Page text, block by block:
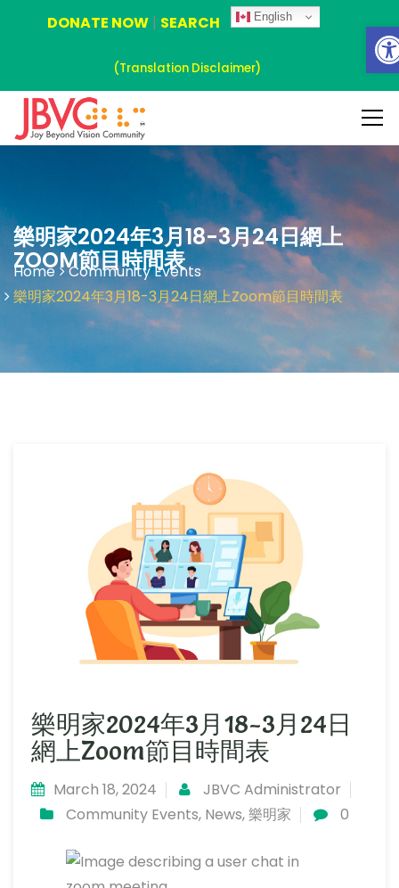
DONATE NOW| SEARCH English
(Translation Disclaimer)
樂明家2024年3月18-3月24日網上
ZOOM節目時間表
Home
Community Events
樂明家2024年3月18-3月24日網上Zoom節目時間表
樂明家2024年3月18-3月24日
網上Zoom節目時間表
March 18, 2024
JBVC Administrator
Community Events, News,樂明家 0